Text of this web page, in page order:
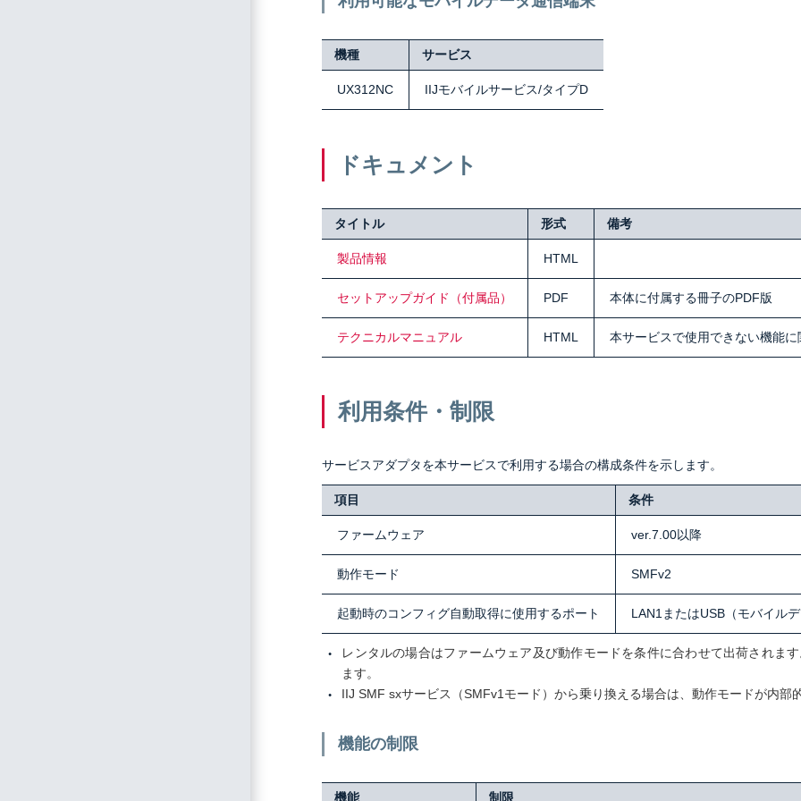
機種 サービス
UX312NC IIJモバイルサービス/タイプD
ドキュメント
タイトル 形式 備考
製品情報 HTML
セットアップガイド（付属品） PDF 本体に付属する冊子のPDF版
テクニカルマニュアル HTML 本サービスで使用できない機能
利用条件・制限
サービスアダプタを本サービスで利用する場合の構成条件を示します。
項目 条件
ファームウェア ver.7.00以降
動作モード SMFv2
起動時のコンフィグ自動取得に使用するポート LAN1またはUSB（モバイルデ
レンタルの場合はファームウェア及び動作モードを条件に合わせて出荷されま
ます。
IIJ SMF sxサービス（SMFv1モード）から乗り換える場合は、動作モードが内部
機能の制限
機能 制限